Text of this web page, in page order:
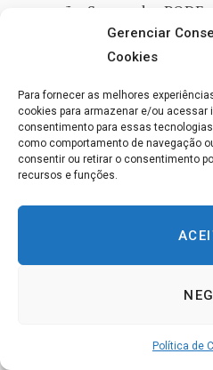
Gerenciar
Cookies
Para fornecer as melhores
cookies para armazenar e/ou acessar
consentimento para essas
como comportamento de navegação
consentir ou retirar o consentimento
recursos e funções.
Política de
correção. Se o poder PODE
permite que ele o faça,
SEU IRMÃO. E, se ele
crença, AMBOS pensarão
Isso você PODE evitar para
MESMO. Pois a razão não
correção apenas para você.
PODE ver o seu irmão OU
Quem se considera culpado